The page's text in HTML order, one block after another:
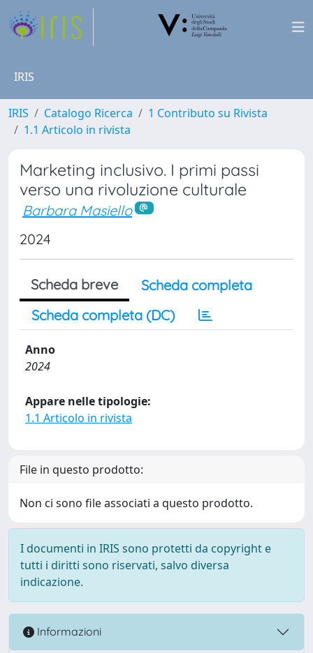
IRIS
IRIS Catalogo Ricerca
1 Contributo su Rivista
1.1 Articolo in rivista
Marketing inclusivo. I primi passi
verso una rivoluzione culturale
Barbara Masiello
2024
Scheda breve
Scheda completa
Scheda completa (DC)
Anno
2024
Appare nelle tipologie:
1.1 Articolo in rivista
File in questo prodotto:
Non ci sono file associati a questo prodotto.
I documenti in IRIS sono protetti da copyright e
tutti i diritti sono riservati, salvo diversa
indicazione.
Informazioni